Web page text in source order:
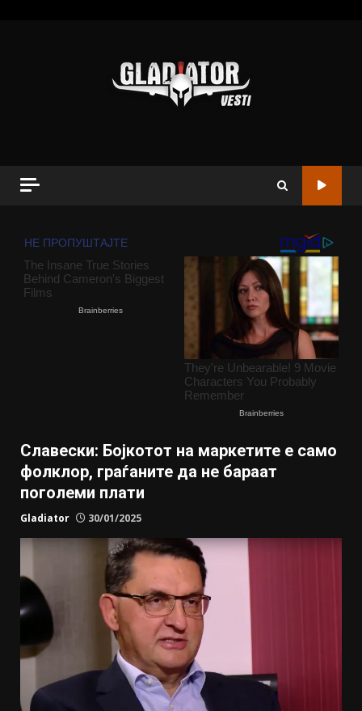
Славески: Бојкотот на маркетите е само
фолклор, граѓаните да не бараат
поголеми плати
Gladiator 30/01/2025